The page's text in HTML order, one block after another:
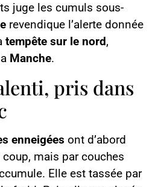
juge les cumuls sous-
revendique l’alerte donnée
tempête sur le nord,
Manche.
pris dans
enneigées ont d’abord
mais par couches
Elle est tassée par